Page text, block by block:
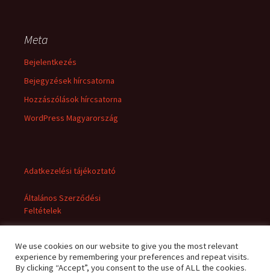
Meta
Bejelentkezés
Bejegyzések hírcsatorna
Hozzászólások hírcsatorna
WordPress Magyarország
Adatkezelési tájékoztató
Általános Szerződési
Feltételek
We use cookies on our website to give you the most relevant
experience by remembering your preferences and repeat visits.
By clicking “Accept”, you consent to the use of ALL the cookies.